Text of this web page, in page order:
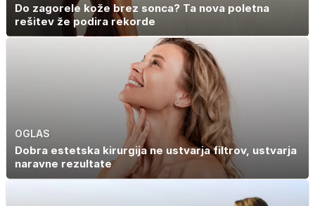
Do zagorele kože brez sonca? Ta nova poletna
rešitev že podira rekorde
OGLAS
Dobra estetska kirurgija ne ustvarja filtrov, ustvarja
naravne rezultate